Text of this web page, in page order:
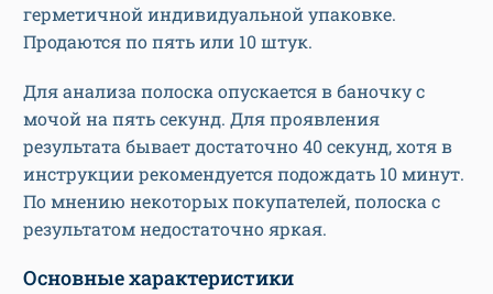
герметичной индивидуальной упаковке.
Продаются по пять или 10 штук.
Для анализа полоска опускается в баночку с
мочой на пять секунд. Для проявления
результата бывает достаточно 40 секунд, хотя в
инструкции рекомендуется подождать 10 минут.
По мнению некоторых покупателей, полоска с
результатом недостаточно яркая.
Основные характеристики